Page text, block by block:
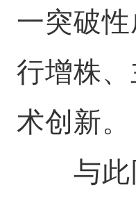
一突破性
行增株、
术创新。
与此